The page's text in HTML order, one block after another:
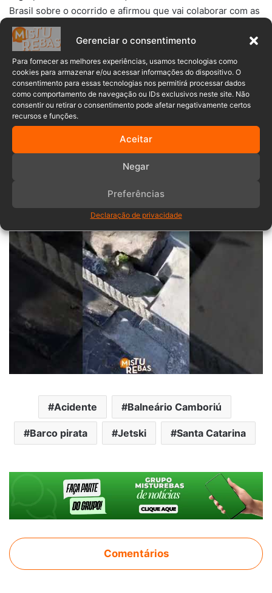
Gerenciar o consentimento
Para fornecer as melhores experiências, usamos tecnologias como
cookies para armazenar e/ou acessar informações do dispositivo. O
consentimento para essas tecnologias nos permitirá processar dados
como comportamento de navegação ou IDs exclusivos neste site. Não
consentir ou retirar o consentimento pode afetar negativamente certos
recursos e funções.
Aceitar
Negar
Preferências
Declaração de privacidade
Brasil sobre o ocorrido e afirmou que vai colaborar com as
autoridades na apuração do caso, além de se colocar à
disposição para prestar assistência aos envolvidos.
Já a empresa responsável pela moto aquática, a
Nautiusados, informou que o veículo estava sendo
conduzido por um piloto habilitado, com documentação
regular e seguro em dia.
vítimas e também está colaborando com as investigações
conduzidas pela Marinha.
ASSISTA AO VÍDEO ⤵️
Acidente Balneário Camboriú
Barco pirata Jetski Santa Catarina
Comentários